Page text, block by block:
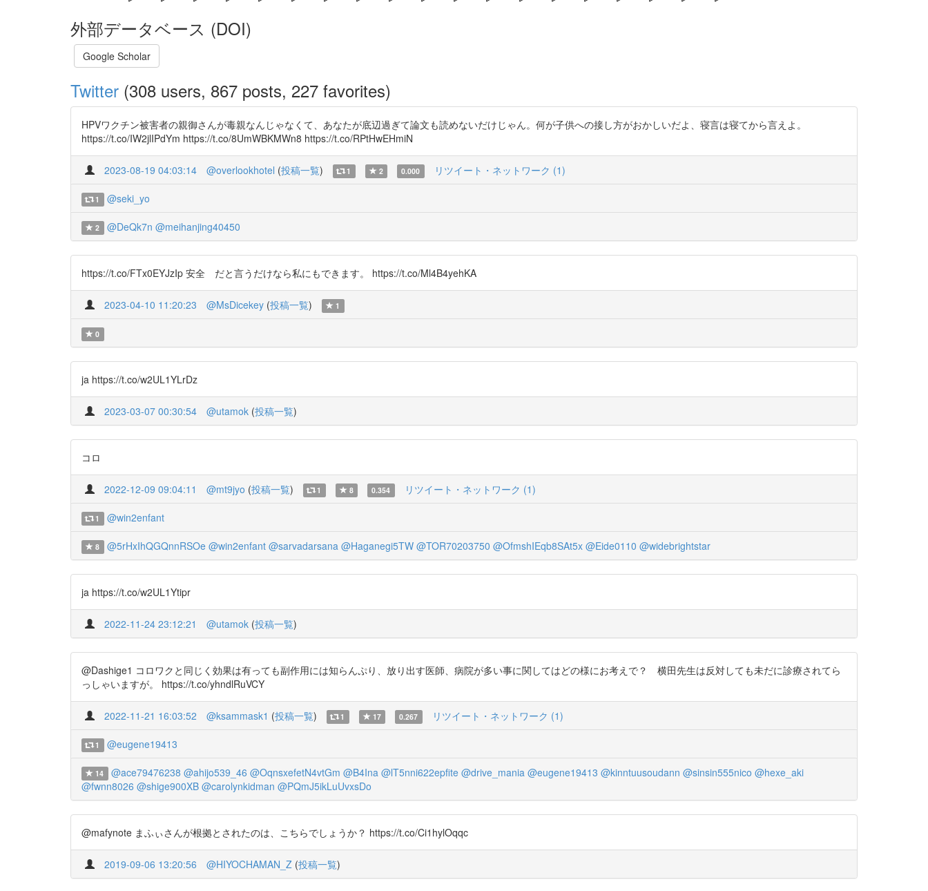
外部データベース (DOI)
Google Scholar
Twitter (308 users, 867 posts, 227 favorites)
HPVワクチン被害者の親御さんが毒親なんじゃなくて、あなたが底辺過ぎて論文も読めないだけじゃん。何が子供への接し方がおかしいだよ、寝言は寝てから言えよ。
https://t.co/IW2jlIPdYm https://t.co/8UmWBKMWn8 https://t.co/RPtHwEHmiN
2023-08-19 04:03:14 @overlookhotel (投稿一覧) 1 2 0.000 リツイート・ネットワーク (1)
1 @seki_yo
2 @DeQk7n @meihanjing40450
https://t.co/FTx0EYJzIp 安全 だと言うだけなら私にもできます。 https://t.co/Ml4B4yehKA
2023-04-10 11:20:23 @MsDicekey (投稿一覧) 1
0
ja https://t.co/w2UL1YLrDz
2023-03-07 00:30:54 @utamok (投稿一覧)
コロ
2022-12-09 09:04:11 @mt9jyo (投稿一覧) 1 8 0.354 リツイート・ネットワーク (1)
1 @win2enfant
8 @5rHxIhQGQnnRSOe @win2enfant @sarvadarsana @Haganegi5TW @TOR70203750 @OfmshIEqb8SAt5x @Eide0110 @widebrightstar
ja https://t.co/w2UL1Ytipr
2022-11-24 23:12:21 @utamok (投稿一覧)
@Dashige1 コロワクと同じく効果は有っても副作用には知らんぷり、放り出す医師、病院が多い事に関してはどの様にお考えで？ 横田先生は反対しても未だに診療されてら
っしゃいますが。 https://t.co/yhndlRuVCY
2022-11-21 16:03:52 @ksammask1 (投稿一覧) 1 17 0.267 リツイート・ネットワーク (1)
1 @eugene19413
14 @ace79476238 @ahijo539_46 @OqnsxefetN4vtGm @B4Ina @lT5nni622epfite @drive_mania @eugene19413 @kinntuusoudann @sinsin555nico @hexe_aki
@fwnn8026 @shige900XB @carolynkidman @PQmJ5ikLuUvxsDo
@mafynote まふぃさんが根拠とされたのは、こちらでしょうか？ https://t.co/Ci1hylOqqc
2019-09-06 13:20:56 @HIYOCHAMAN_Z (投稿一覧)